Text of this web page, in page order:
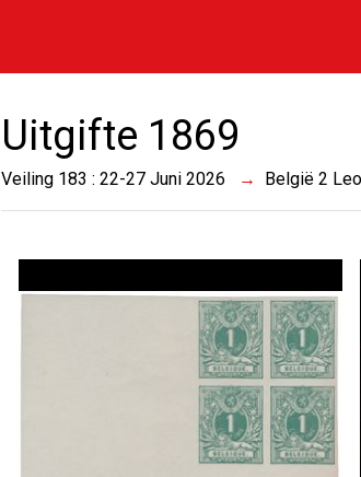
Uitgifte 1869
Veiling 183 : 22-27 Juni 2026 België 2